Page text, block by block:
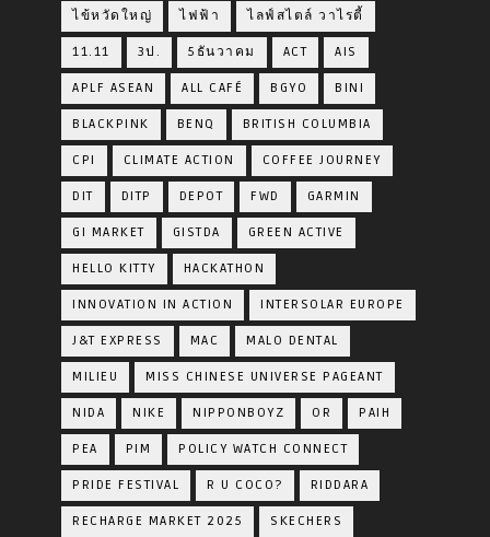
ไข้หวัดใหญ่ ไฟฟ้า ไลฟ์สไตล์ วาไรตี้
11.11 3ป. 5ธันวาคม ACT AIS
APLF ASEAN ALL CAFÉ BGYO BINI
BLACKPINK BENQ BRITISH COLUMBIA
CPI CLIMATE ACTION COFFEE JOURNEY
DIT DITP DEPOT FWD GARMIN
GI MARKET GISTDA GREEN ACTIVE
HELLO KITTY HACKATHON
INNOVATION IN ACTION INTERSOLAR EUROPE
J&T EXPRESS MAC MALO DENTAL
MILIEU MISS CHINESE UNIVERSE PAGEANT
NIDA NIKE NIPPONBOYZ OR PAIH
PEA PIM POLICY WATCH CONNECT
PRIDE FESTIVAL R U COCO? RIDDARA
RECHARGE MARKET 2025 SKECHERS